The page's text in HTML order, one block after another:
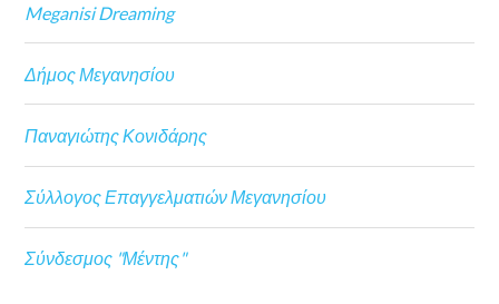
Meganisi Dreaming
Δήμος Μεγανησίου
Παναγιώτης Κονιδάρης
Σύλλογος Επαγγελματιών Μεγανησίου
Σύνδεσμος "Μέντης"